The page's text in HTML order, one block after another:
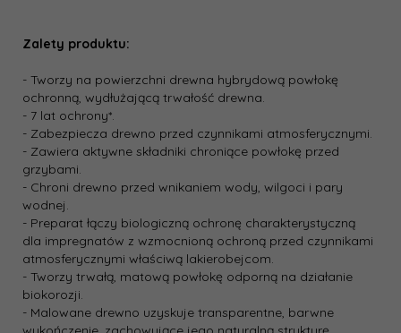
Zalety produktu:
- Tworzy na powierzchni drewna hybrydową powłokę
ochronną, wydłużającą trwałość drewna.
- 7 lat ochrony*.
- Zabezpiecza drewno przed czynnikami atmosferycznymi.
- Zawiera aktywne składniki chroniące powłokę przed
grzybami.
- Chroni drewno przed wnikaniem wody, wilgoci i pary
wodnej.
- Preparat łączy biologiczną ochronę charakterystyczną
dla impregnatów z wzmocnioną ochroną przed czynnikami
atmosferycznymi właściwą lakierobejcom.
- Tworzy trwałą, matową powłokę odporną na działanie
biokorozji.
- Malowane drewno uzyskuje transparentne, barwne